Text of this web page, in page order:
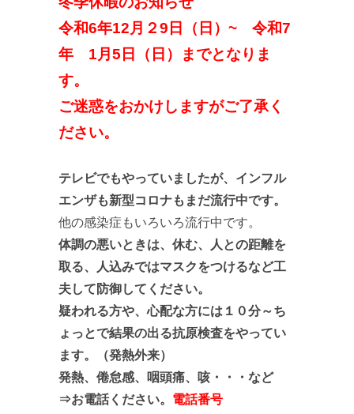
令和6年12月２9日（日）~ 令和7
年 1月5日（日）までとなりま
す。
ご迷惑をおかけしますがご了承く
ださい。
テレビでもやっていましたが、インフル
エンザも新型コロナもまだ流行中です。
他の感染症もいろいろ流行中です。
体調の悪いときは、休む、人との距離を
取る、人込みではマスクをつけるなど工
夫して防御してください。
疑われる方や、心配な方には１０分～ち
ょっとで結果の出る抗原検査をやってい
ます。（発熱外来）
発熱、倦怠感、咽頭痛、咳・・・など
⇒お電話ください。 電話番号